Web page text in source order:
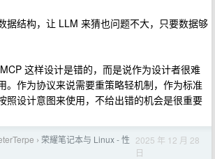
据结构，让 LLM 来猜也问题不大，只要数据够
这样设计是错的，而是说作为设计者很难
。作为协议来说需要重策略轻机制，作为标准
照设计意图来使用，不给出错的机会是很重要
› 荣耀笔记本与 Linux - 性 2025 年 12 月 28
日